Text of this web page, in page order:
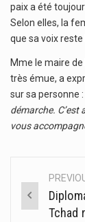
paix a été
Selon elles, la
que sa voix reste
Mme le maire
très émue, a
sur sa personne :
démarche. C’est
vous
Post
Tchad